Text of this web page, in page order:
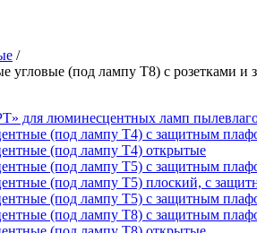
/
угловые (под лампу T8) с розетками
для люминесцентных ламп
(под лампу Т4) с защитным
(под лампу Т4) открытые
(под лампу Т5) с защитным
(под лампу Т5) плоский, с
(под лампу Т5) с защитным
(под лампу T8) с защитным